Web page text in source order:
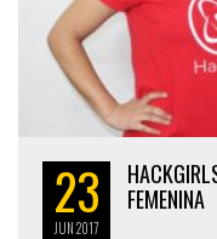
23
JUN2017
FEMENINA